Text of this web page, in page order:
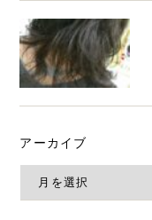
アーカイブ